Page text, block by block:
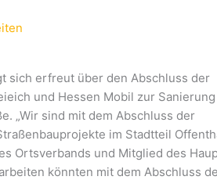
sich erfreut über den Abschluss der
und Hessen Mobil zur
„Wir sind mit dem Abschluss der
im Stadtteil
Ortsverbands und Mitglied des
könnten mit dem Abschluss